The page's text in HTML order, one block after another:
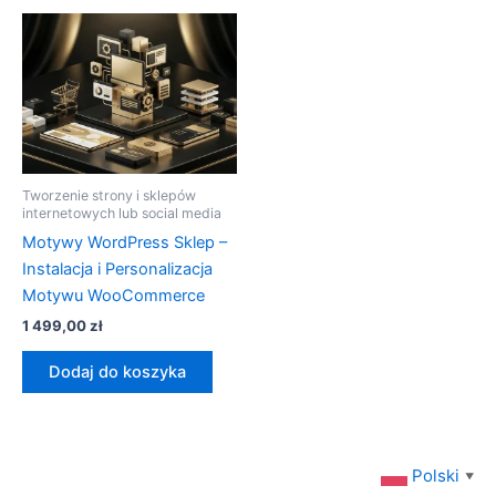
Tworzenie strony i sklepów
internetowych lub social media
Motywy WordPress Sklep –
Instalacja i Personalizacja
Motywu WooCommerce
1 499,00zł
Dodaj do koszyka
Polski ▼